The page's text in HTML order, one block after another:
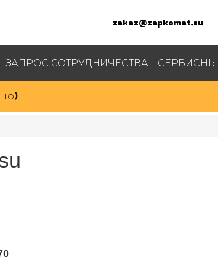
zakaz@zapkomat.su
ЗАПРОС СОТРУДНИЧЕСТВА